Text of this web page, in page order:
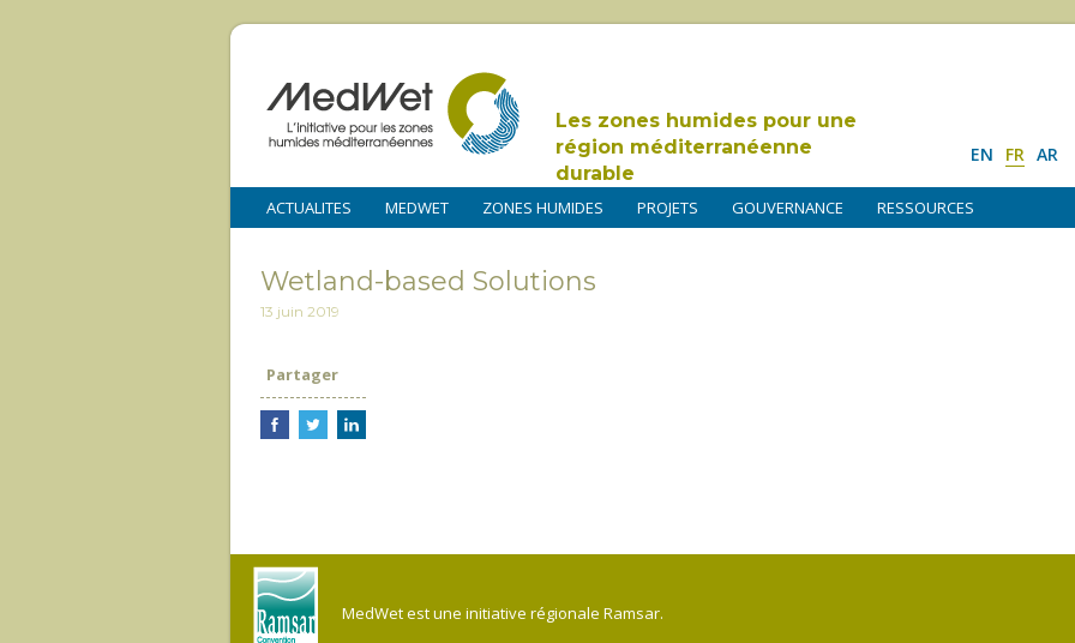
Les zones humides pour une
région méditerranéenne
durable
EN FR AR
ACTUALITES MEDWET ZONES HUMIDES PROJETS GOUVERNANCE RESSOURCES
Wetland-based Solutions
13 juin 2019
Partager
MedWet est une initiative régionale Ramsar.